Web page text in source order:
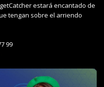
estará encantado de
tengan sobre el arriendo
99